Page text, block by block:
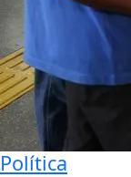
Política